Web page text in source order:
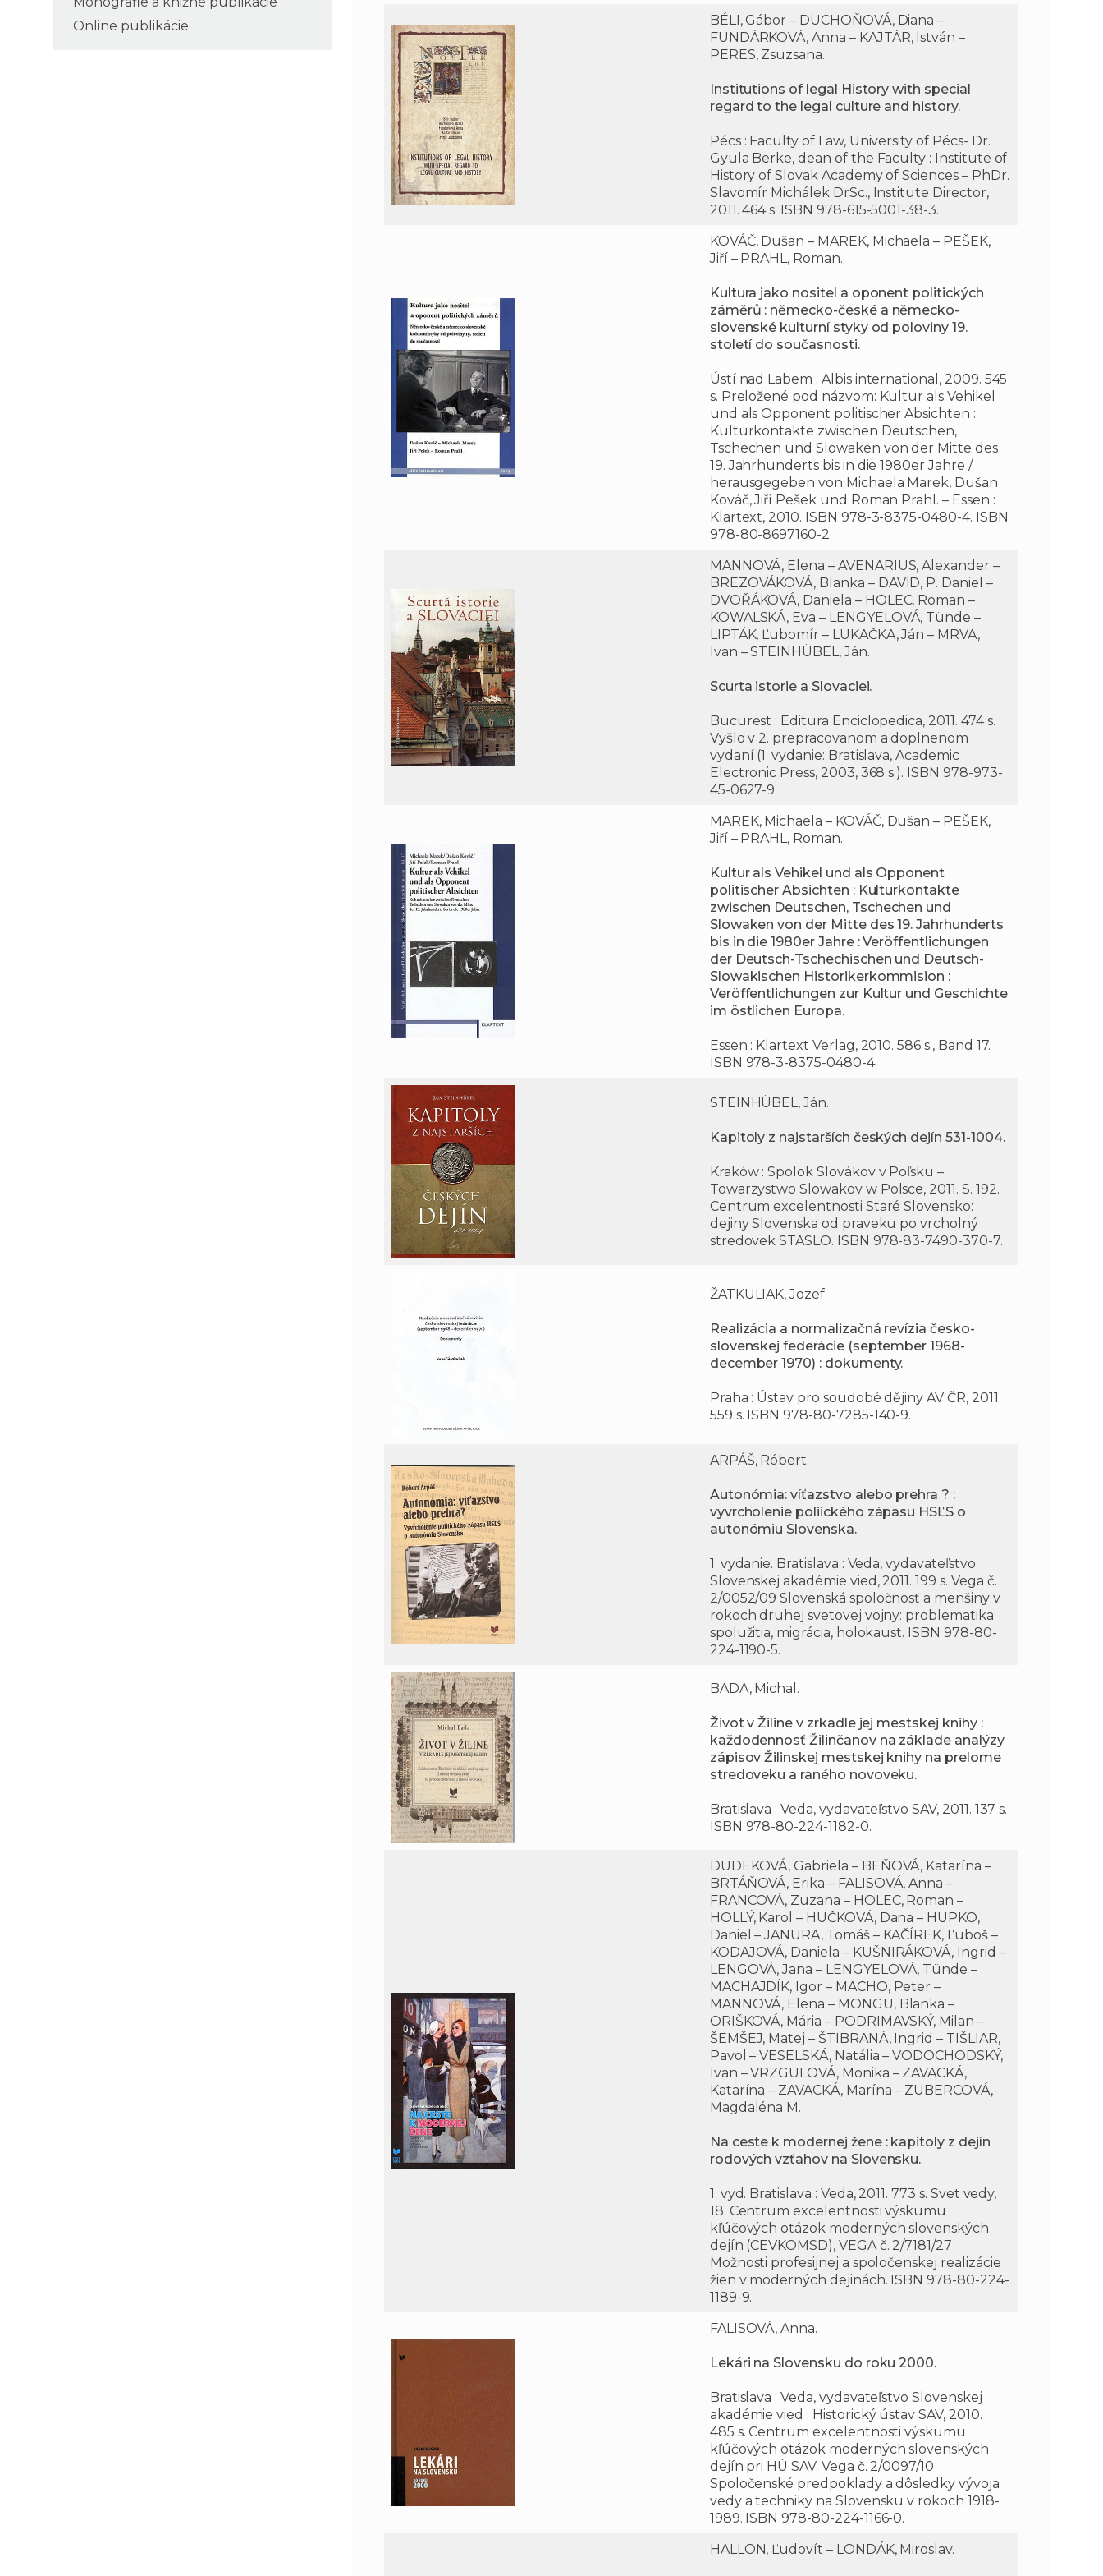
i
e
x
t
Online publikácie
BÉLI, Gábor – DUCHOŇOVÁ, Diana –
FUNDÁRKOVÁ, Anna – KAJTÁR, István –
PERES, Zsuzsana.
Institutions of legal History with special
regard to the legal culture and history.
Pécs : Faculty of Law, University of Pécs- Dr.
Gyula Berke, dean of the Faculty : Institute of
History of Slovak Academy of Sciences – PhDr.
Slavomír Michálek DrSc., Institute Director,
2011. 464 s. ISBN 978-615-5001-38-3.
KOVÁČ, Dušan – MAREK, Michaela – PEŠEK,
Jiří – PRAHL, Roman.
Kultura jako nositel a oponent politických
záměrů : německo-české a německo-
slovenské kulturní styky od poloviny 19.
století do současnosti.
Ústí nad Labem : Albis international, 2009. 545
s. Preložené pod názvom: Kultur als Vehikel
und als Opponent politischer Absichten :
Kulturkontakte zwischen Deutschen,
Tschechen und Slowaken von der Mitte des
19. Jahrhunderts bis in die 1980er Jahre /
herausgegeben von Michaela Marek, Dušan
Kováč, Jiří Pešek und Roman Prahl. – Essen :
Klartext, 2010. ISBN 978-3-8375-0480-4. ISBN
978-80-8697160-2.
MANNOVÁ, Elena – AVENARIUS, Alexander –
BREZOVÁKOVÁ, Blanka – DAVID, P. Daniel –
DVOŘÁKOVÁ, Daniela – HOLEC, Roman –
KOWALSKÁ, Eva – LENGYELOVÁ, Tünde –
LIPTÁK, Ľubomír – LUKAČKA, Ján – MRVA,
Ivan – STEINHÜBEL, Ján.
Scurta istorie a Slovaciei.
Bucurest : Editura Enciclopedica, 2011. 474 s.
Vyšlo v 2. prepracovanom a doplnenom
vydaní (1. vydanie: Bratislava, Academic
Electronic Press, 2003, 368 s.). ISBN 978-973-
45-0627-9.
MAREK, Michaela – KOVÁČ, Dušan – PEŠEK,
Jiří – PRAHL, Roman.
Kultur als Vehikel und als Opponent
politischer Absichten : Kulturkontakte
zwischen Deutschen, Tschechen und
Slowaken von der Mitte des 19. Jahrhunderts
bis in die 1980er Jahre : Veröffentlichungen
der Deutsch-Tschechischen und Deutsch-
Slowakischen Historikerkommision :
Veröffentlichungen zur Kultur und Geschichte
im östlichen Europa.
Essen : Klartext Verlag, 2010. 586 s., Band 17.
ISBN 978-3-8375-0480-4.
STEINHÜBEL, Ján.
Kapitoly z najstarších českých dejín 531-1004.
Kraków : Spolok Slovákov v Poľsku –
Towarzystwo Slowakov w Polsce, 2011. S. 192.
Centrum excelentnosti Staré Slovensko:
dejiny Slovenska od praveku po vrcholný
stredovek STASLO. ISBN 978-83-7490-370-7.
ŽATKULIAK, Jozef.
Realizácia a normalizačná revízia česko-
slovenskej federácie (september 1968-
december 1970) : dokumenty.
Praha : Ústav pro soudobé dějiny AV ČR, 2011.
559 s. ISBN 978-80-7285-140-9.
ARPÁŠ, Róbert.
Autonómia: víťazstvo alebo prehra ? :
vyvrcholenie poliického zápasu HSĽS o
autonómiu Slovenska.
1. vydanie. Bratislava : Veda, vydavateľstvo
Slovenskej akadémie vied, 2011. 199 s. Vega č.
2/0052/09 Slovenská spoločnosť a menšiny v
rokoch druhej svetovej vojny: problematika
spolužitia, migrácia, holokaust. ISBN 978-80-
224-1190-5.
BADA, Michal.
Život v Žiline v zrkadle jej mestskej knihy :
každodennosť Žilinčanov na základe analýzy
zápisov Žilinskej mestskej knihy na prelome
stredoveku a raného novoveku.
Bratislava : Veda, vydavateľstvo SAV, 2011. 137 s.
ISBN 978-80-224-1182-0.
DUDEKOVÁ, Gabriela – BEŇOVÁ, Katarína –
BRTÁŇOVÁ, Erika – FALISOVÁ, Anna –
FRANCOVÁ, Zuzana – HOLEC, Roman –
HOLLÝ, Karol – HUČKOVÁ, Dana – HUPKO,
Daniel – JANURA, Tomáš – KAČÍREK, Ľuboš –
KODAJOVÁ, Daniela – KUŠNIRÁKOVÁ, Ingrid –
LENGOVÁ, Jana – LENGYELOVÁ, Tünde –
MACHAJDÍK, Igor – MACHO, Peter –
MANNOVÁ, Elena – MONGU, Blanka –
ORIŠKOVÁ, Mária – PODRIMAVSKÝ, Milan –
ŠEMŠEJ, Matej – ŠTIBRANÁ, Ingrid – TIŠLIAR,
Pavol – VESELSKÁ, Natália – VODOCHODSKÝ,
Ivan – VRZGULOVÁ, Monika – ZAVACKÁ,
Katarína – ZAVACKÁ, Marína – ZUBERCOVÁ,
Magdaléna M.
Na ceste k modernej žene : kapitoly z dejín
rodových vzťahov na Slovensku.
1. vyd. Bratislava : Veda, 2011. 773 s. Svet vedy,
18. Centrum excelentnosti výskumu
kľúčových otázok moderných slovenských
dejín (CEVKOMSD), VEGA č. 2/7181/27
Možnosti profesijnej a spoločenskej realizácie
žien v moderných dejinách. ISBN 978-80-224-
1189-9.
FALISOVÁ, Anna.
Lekári na Slovensku do roku 2000.
Bratislava : Veda, vydavateľstvo Slovenskej
akadémie vied : Historický ústav SAV, 2010.
485 s. Centrum excelentnosti výskumu
kľúčových otázok moderných slovenských
dejín pri HÚ SAV. Vega č. 2/0097/10
Spoločenské predpoklady a dôsledky vývoja
vedy a techniky na Slovensku v rokoch 1918-
1989. ISBN 978-80-224-1166-0.
HALLON, Ľudovít – LONDÁK, Miroslav.